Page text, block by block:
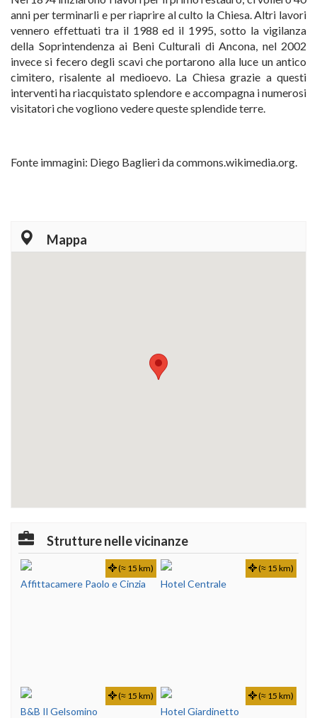
anni per terminarli e per riaprire al culto la Chiesa. Altri lavori
vennero effettuati tra il 1988 ed il 1995, sotto la vigilanza
della Soprintendenza ai Beni Culturali di Ancona, nel 2002
invece si fecero degli scavi che portarono alla luce un antico
cimitero, risalente al medioevo. La Chiesa grazie a questi
interventi ha riacquistato splendore e accompagna i numerosi
visitatori che vogliono vedere queste splendide terre.
Fonte immagini: Diego Baglieri da commons.wikimedia.org.
Mappa
Strutture nelle vicinanze
Affittacamere Paolo e Cinzia
(≈ 15 km)
Hotel Centrale
(≈ 15 km)
B&B Il Gelsomino
(≈ 15 km)
Hotel Giardinetto
(≈ 15 km)